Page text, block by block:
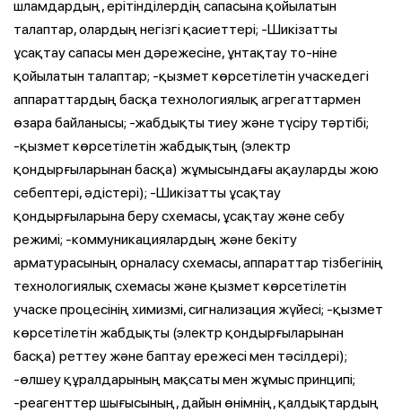
шламдардың, ерітінділердің сапасына қойылатын
талаптар, олардың негізгі қасиеттері; -Шикізатты
ұсақтау сапасы мен дәрежесіне, ұнтақтау то-ніне
қойылатын талаптар; -қызмет көрсетілетін учаскедегі
аппараттардың басқа технологиялық агрегаттармен
өзара байланысы; -жабдықты тиеу және түсіру тәртібі;
-қызмет көрсетілетін жабдықтың (электр
қондырғыларынан басқа) жұмысындағы ақауларды жою
себептері, әдістері); -Шикізатты ұсақтау
қондырғыларына беру схемасы, ұсақтау және себу
режимі; -коммуникациялардың және бекіту
арматурасының орналасу схемасы, аппараттар тізбегінің
технологиялық схемасы және қызмет көрсетілетін
учаске процесінің химизмі, сигнализация жүйесі; -қызмет
көрсетілетін жабдықты (электр қондырғыларынан
басқа) реттеу және баптау ережесі мен тәсілдері);
-өлшеу құралдарының мақсаты мен жұмыс принципі;
-реагенттер шығысының, дайын өнімнің, қалдықтардың